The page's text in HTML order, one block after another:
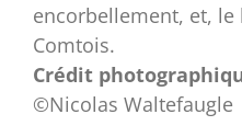
encorbellement, et,
Comtois.
Crédit
©Nicolas Waltefaugle